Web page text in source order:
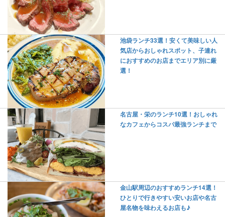
池袋ランチ33選！安くて美味しい人
気店からおしゃれスポット、子連れ
におすすめのお店までエリア別に厳
選！
名古屋・栄のランチ10選！おしゃれ
なカフェからコスパ最強ランチまで
金山駅周辺のおすすめランチ14選！
ひとりで行きやすい安いお店や名古
屋名物を味わえるお店も♪